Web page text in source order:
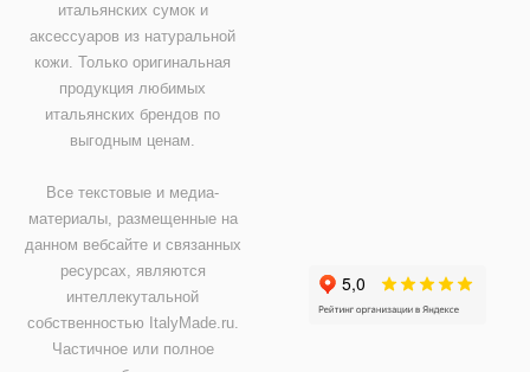
итальянских сумок и
аксессуаров из натуральной
кожи. Только оригинальная
продукция любимых
итальянских брендов по
выгодным ценам.
Все текстовые и медиа-
материалы, размещенные на
данном вебсайте и связанных
ресурсах, являются
интеллекутальной
собственностью ItalyMade.ru.
Частичное или полное